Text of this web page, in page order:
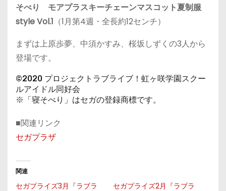
そべり モアプラスキーチェーンマスコット夏制服
style Vol.1 （1月第4週・全長約12センチ）
まずは上原歩夢、中須かすみ、桜坂しずくの3人から
登場です。
©2020 プロジェクトラブライブ！虹ヶ咲学園スクー
ルアイドル同好会
※「寝そべり」はセガの登録商標です。
■関連リンク
セガプラザ
関連
セガプライズ3月『ラブラ
セガプライズ2月『ラブラ